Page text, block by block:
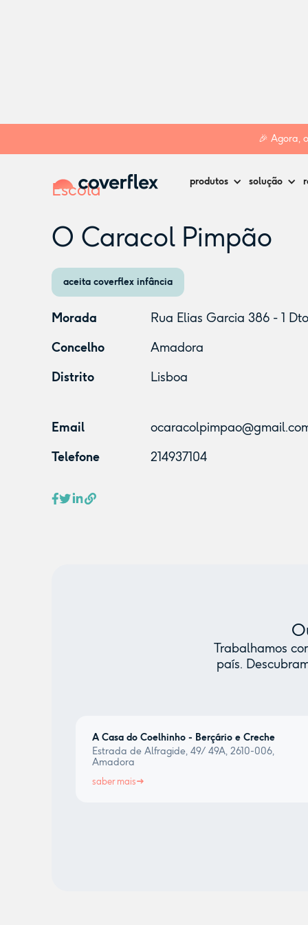
🎉 Agora, o
produtos solução
Escola
O Caracol Pimpão
aceita coverflex infância
Morada
Rua Elias Garcia 386 - 1
Concelho
Amadora
Distrito
Lisboa
Email
Telefone
214937104
Trabalhamos
país.
A Casa do Coelhinho - Berçário e Creche
Estrada de Alfragide, 49/ 49A, 2610-006,
Amadora
saber mais